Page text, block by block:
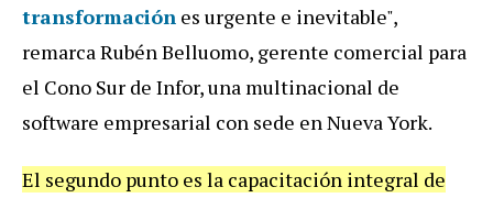
transformación es urgente e inevitable",
remarca Rubén Belluomo, gerente comercial para
el Cono Sur de Infor, una multinacional de
software empresarial con sede en Nueva York.
El segundo punto es la capacitación integral de